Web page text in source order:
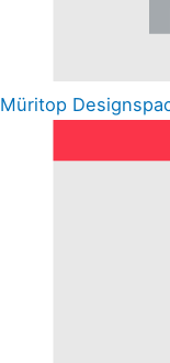
Müritop